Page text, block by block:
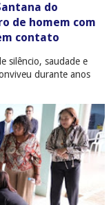
do
de homem com
contato
silêncio, saudade e
durante anos